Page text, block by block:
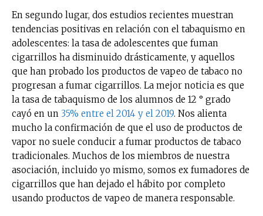
En segundo lugar, dos estudios recientes muestran
tendencias positivas en relación con el tabaquismo en
adolescentes: la tasa de adolescentes que fuman
cigarrillos ha disminuido drásticamente, y aquellos
que han probado los productos de vapeo de tabaco no
progresan a fumar cigarrillos. La mejor noticia es que
la tasa de tabaquismo de los alumnos de 12 ° grado
cayó en un 35% entre el 2014 y el 2019. Nos alienta
mucho la confirmación de que el uso de productos de
vapor no suele conducir a fumar productos de tabaco
tradicionales. Muchos de los miembros de nuestra
asociación, incluido yo mismo, somos ex fumadores de
cigarrillos que han dejado el hábito por completo
usando productos de vapeo de manera responsable.